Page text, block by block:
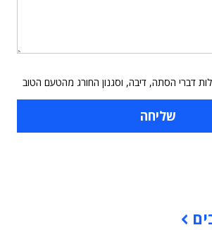
דברי הסתה, דיבה, וסגנון החורג מהטעם הטוב